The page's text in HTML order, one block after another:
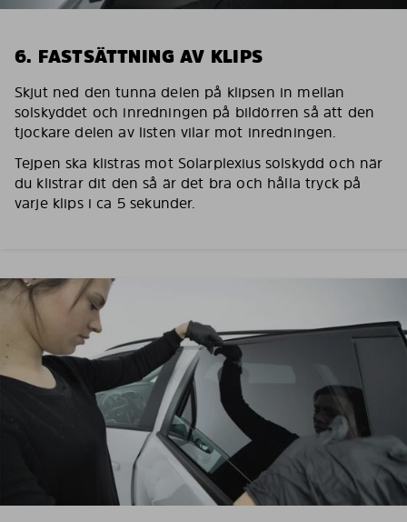
6. FASTSÄTTNING AV KLIPS
Skjut ned den tunna delen på klipsen in mellan
solskyddet och inredningen på bildörren så att den
tjockare delen av listen vilar mot inredningen.
Tejpen ska klistras mot Solarplexius solskydd och när
du klistrar dit den så är det bra och hålla tryck på
varje klips i ca 5 sekunder.